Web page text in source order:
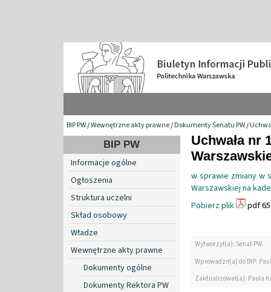
BIP PW/Wewnętrzne akty prawne/Dokumenty Senatu PW/
BIP PW
Informacje ogólne
Ogłoszenia
Struktura uczelni
Skład osobowy
Władze
Wewnętrzne akty prawne
Dokumenty ogólne
Dokumenty Rektora PW
Uchwała nr
w sprawie zmiany w
Warszawskiej na
Pobierz plik
pdf
Wytworzył(a): Senat PW
Wprowadził(a) do BIP:
Zaktualizował(a): Paula